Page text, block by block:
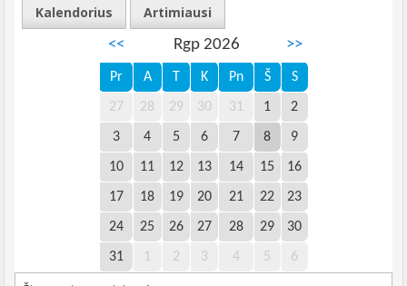
Kalendorius
Artimiausi
<<
Rgp 2026 >>
Pr A T K Pn Š S
27 28 29 30 31 1 2
3 4 5 6 7 8 9
10 11 12 13 14 15 16
17 18 19 20 21 22 23
24 25 26 27 28 29 30
31 1 2 3 4 5 6